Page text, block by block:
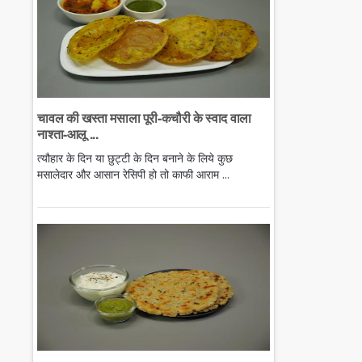
चावल की खस्ता मसाला पूरी-कचौरी के स्वाद वाला
नाश्ता-आलू ...
त्यौहार के दिन या छुट्टी के दिन बनाने के लिये कुछ
मसालेदार और आसान रेसिपी हो तो काफी आराम ...